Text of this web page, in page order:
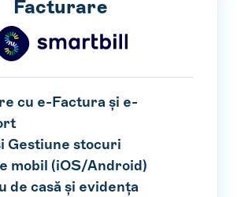
Facturare
cu e-Factura și e-
Gestiune stocuri
mobil (iOS/Android)
de casă și evidența